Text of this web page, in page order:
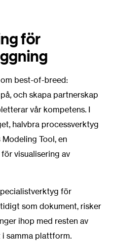
för
best-of-breed:
och skapa partnerskap
vår kompetens. I
halvbra processverktyg
Tool, en
visualisering av
för
som dokument, risker
ihop med resten av
samma plattform.